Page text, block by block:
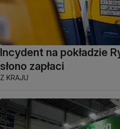
Incydent na pokładzie
słono zapłaci
Z KRAJU